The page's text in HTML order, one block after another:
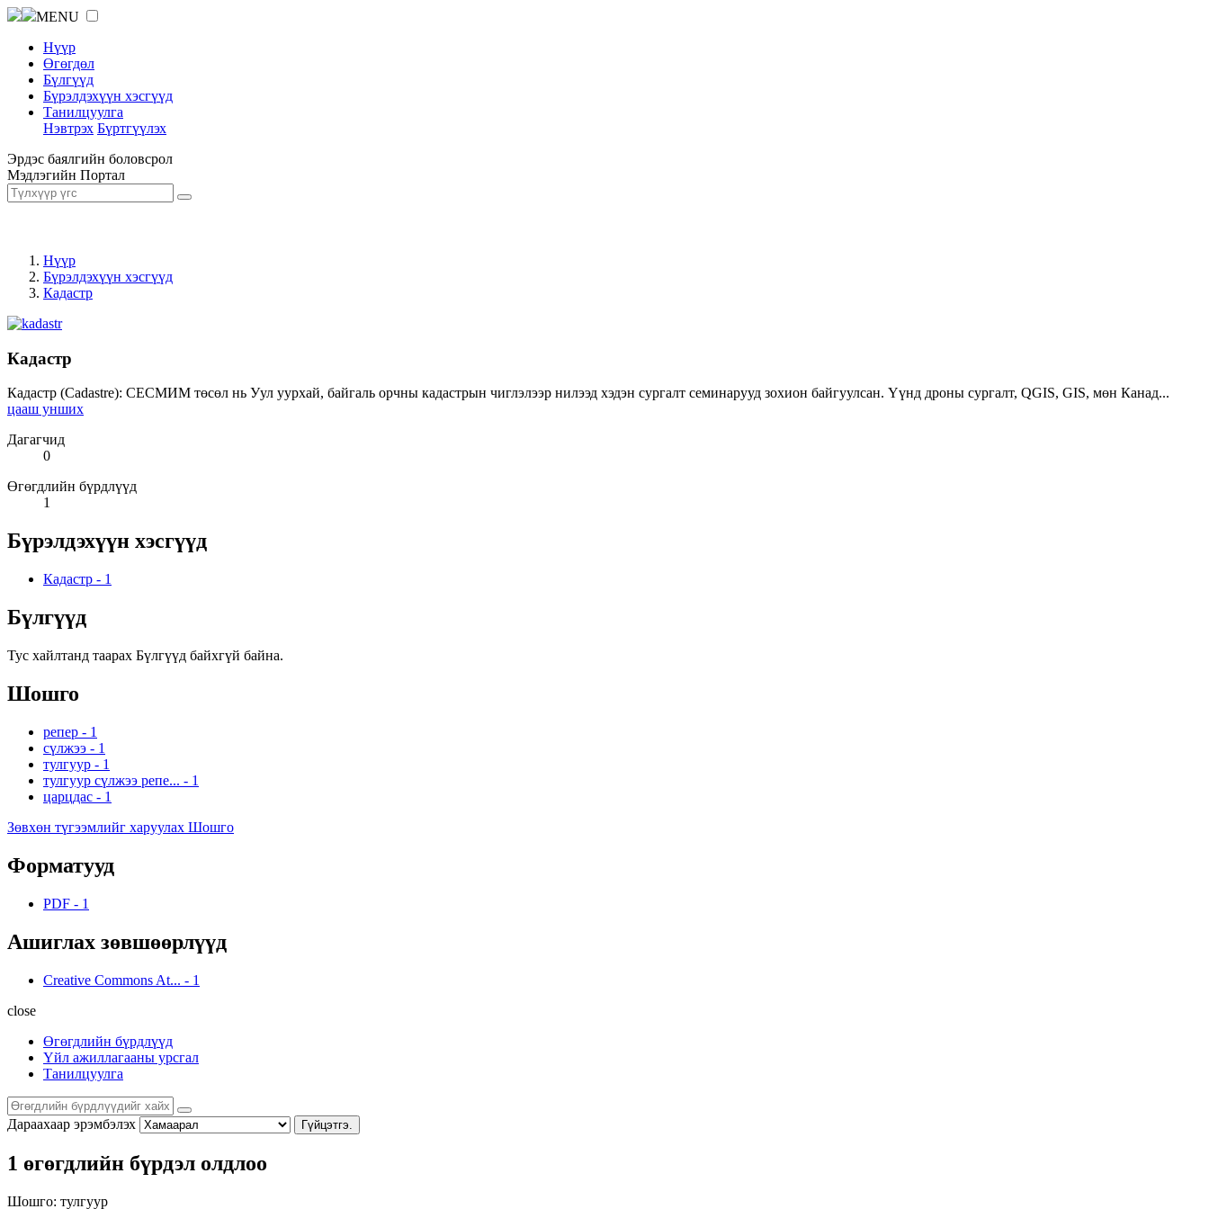
MENU
Нүүр
Өгөгдөл
Бүлгүүд
Бүрэлдэхүүн хэсгүүд
Танилцуулга
Нэвтрэх Бүртгүүлэх
Эрдэс баялгийн боловсрол
Мэдлэгийн Портал
Нүүр
Бүрэлдэхүүн хэсгүүд
Кадастр
Кадастр
Кадастр (Cadastre): СЕСМИМ төсөл нь Уул уурхай, байгаль орчны кадастрын чиглэлээр нилээд хэдэн сургалт семинарууд зохион байгуулсан. Үүнд дроны сургалт, QGIS, GIS, мөн Канад...
цааш унших
Дагагчид
0
Өгөгдлийн бүрдлүүд
1
Бүрэлдэхүүн хэсгүүд
Кадастр - 1
Бүлгүүд
Тус хайлтанд таарах Бүлгүүд байхгүй байна.
Шошго
репер - 1
сүлжээ - 1
тулгуур - 1
тулгуур сүлжээ репе... - 1
царцдас - 1
Зөвхөн түгээмлийг харуулах Шошго
Форматууд
PDF - 1
Ашиглах зөвшөөрлүүд
Creative Commons At... - 1
close
Өгөгдлийн бүрдлүүд
Үйл ажиллагааны урсгал
Танилцуулга
Дараахаар эрэмбэлэх Гүйцэтгэ.
1 өгөгдлийн бүрдэл олдлоо
Шошго: тулгуур